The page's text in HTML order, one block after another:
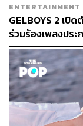
ENTERTAINMENT
GELBOYS 2 เปิ
ร่วมร้องเพลงปร